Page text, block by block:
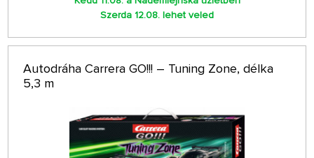
Szerda 12.08. lehet veled
Autodráha Carrera GO!!! – Tuning Zone, délka
5,3 m